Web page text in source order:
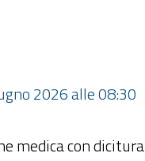
2026 alle 08:30
medica con dicitura